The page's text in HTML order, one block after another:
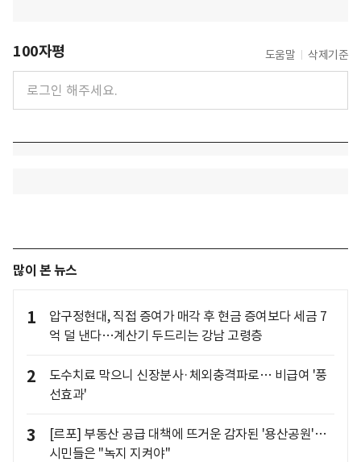
100자평 도움말 삭제기준
많이 본 뉴스
1
압구정현대, 직접 증여가 매각 후 현금 증여보다 세금 7
억 덜 낸다…계산기 두드리는 강남 고령층
2
도수치료 막으니 신장분사·체외충격파로… 비급여 '풍
선효과'
3
[르포] 부동산 공급 대책에 뜨거운 감자된 '용산공원'…
시민들은 "녹지 지켜야"